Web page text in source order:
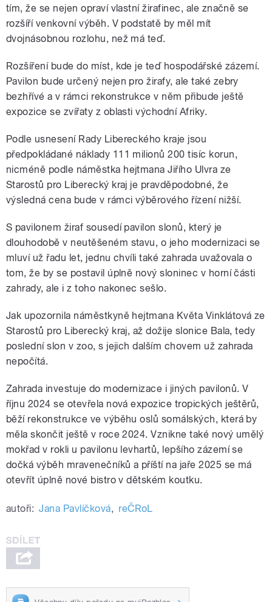
tím, že se nejen opraví vlastní žirafinec, ale značně se
rozšíří venkovní výběh. V podstatě by měl mít
dvojnásobnou rozlohu, než má teď.
Rozšíření bude do míst, kde je teď hospodářské zázemí.
Pavilon bude určený nejen pro žirafy, ale také zebry
bezhřívé a v rámci rekonstrukce v něm přibude ještě
expozice se zvířaty z oblasti východní Afriky.
Podle usnesení Rady Libereckého kraje jsou
předpokládané náklady 111 milionů 200 tisíc korun,
nicméně podle náměstka hejtmana Jiřího Ulvra ze
Starostů pro Liberecký kraj je pravděpodobné, že
výsledná cena bude v rámci výběrového řízení nižší.
S pavilonem žiraf sousedí pavilon slonů, který je
dlouhodobě v neutěšeném stavu, o jeho modernizaci se
mluví už řadu let, jednu chvíli také zahrada uvažovala o
tom, že by se postavil úplně nový sloninec v horní části
zahrady, ale i z toho nakonec sešlo.
Jak upozornila náměstkyně hejtmana Květa Vinklátová ze
Starostů pro Liberecký kraj, až dožije slonice Bala, tedy
poslední slon v zoo, s jejich dalším chovem už zahrada
nepočítá.
Zahrada investuje do modernizace i jiných pavilonů. V
říjnu 2024 se otevřela nová expozice tropických ještěrů,
běží rekonstrukce ve výběhu oslů somálských, která by
měla skončit ještě v roce 2024. Vznikne také nový umělý
mokřad v rokli u pavilonu levhartů, lepšího zázemí se
dočká výběh mravenečníků a příští na jaře 2025 se má
otevřít úplně nové bistro v dětském koutku.
autoři: Jana Pavlíčková, reČRoL